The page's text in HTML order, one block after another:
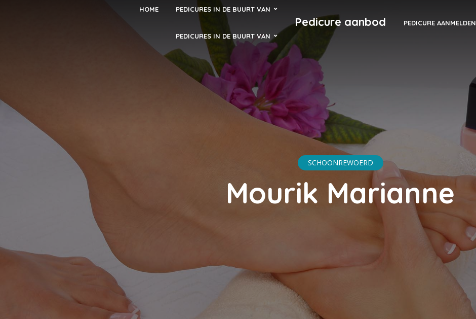
HOME PEDICURES IN DE BUURT VAN
PEDICURES IN DE BUURT VAN
Pedicure aanbod PEDICURE AANMELDEN
SCHOONREWOERD
Mourik Marianne